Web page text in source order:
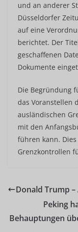
und an anderer
Düsseldorfer
auf eine
berichtet. Der
geschaffenen
Dokumente
Die Begründung
das Voranstellen
ausländischen
mit den
führen kann.
Grenzkontrollen
Donald Trump
Peking
Behauptungen